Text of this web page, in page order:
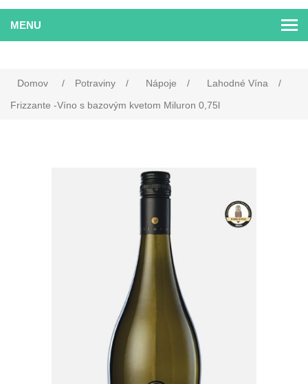
MENU
Domov / Potraviny / Nápoje / Lahodné Vína
/
Frizzante -Víno s bazovým kvetom Miluron 0,75l